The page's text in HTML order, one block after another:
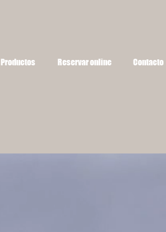
Productos Reservar online Contacto